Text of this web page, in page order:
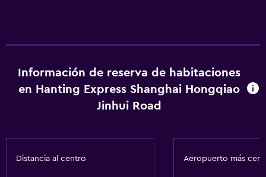
Información de reserva de habitaciones
en Hanting Express Shanghai Hongqiao
Jinhui Road
Distancia al centro Aeropuerto más